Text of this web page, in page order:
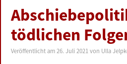
tödlichen
Veröffentlicht am26. Juli 2021 von Ulla